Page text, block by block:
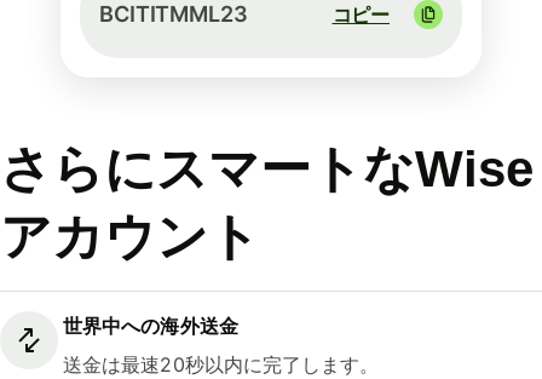
BCITITMML23 コピー
さらにスマートなWise
アカウント
世界中への海外送金
送金は最速20秒以内に完了します。